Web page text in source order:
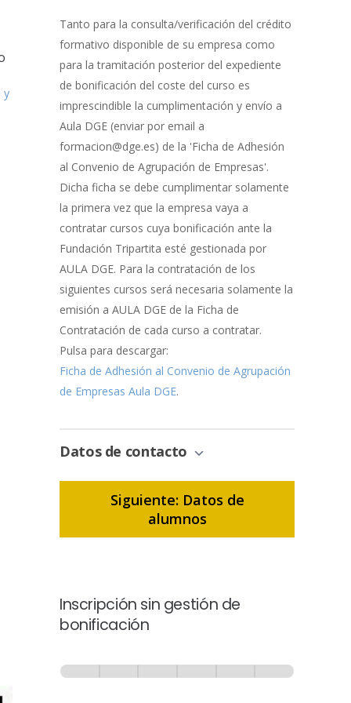
y
de
Bonificación
Tanto para la consulta/verificación del crédito
formativo disponible de su empresa como
para la tramitación posterior del expediente
de bonificación del coste del curso es
imprescindible la cumplimentación y envío a
Aula DGE (enviar por email a
formacion@dge.es) de la 'Ficha de Adhesión
al Convenio de Agrupación de Empresas'.
Dicha ficha se debe cumplimentar solamente
la primera vez que la empresa vaya a
contratar cursos cuya bonificación ante la
Fundación Tripartita esté gestionada por
AULA DGE. Para la contratación de los
siguientes cursos será necesaria solamente la
emisión a AULA DGE de la Ficha de
Contratación de cada curso a contratar.
Pulsa para descargar:
Ficha de Adhesión al Convenio de Agrupación
de Empresas Aula DGE.
Datos de contacto
Siguiente: Datos de
alumnos
Inscripción sin gestión de
bonificación
-